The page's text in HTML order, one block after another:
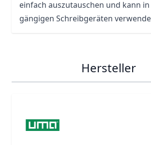
einfach auszutauschen und kann in
gängigen Schreibgeräten
Hersteller